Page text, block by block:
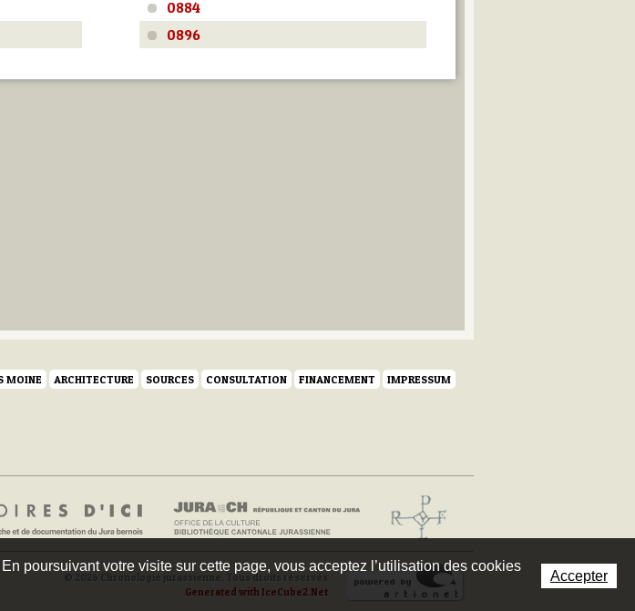
0884
0896
MOINE ARCHITECTURE SOURCES CONSULTATION FINANCEMENT IMPRESSUM
© 2026 Chronologie jurassienne. Tous droits réservés
Generated with IceCube2.Net
poursuivant votre visite sur cette page, vous acceptez l’utilisation des cookies
Accepter